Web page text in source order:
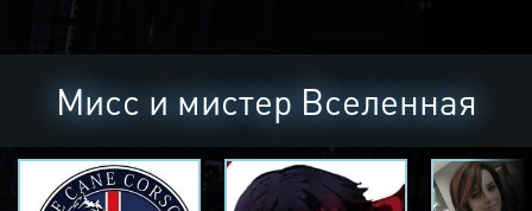
Мисс и мистер Вселенная